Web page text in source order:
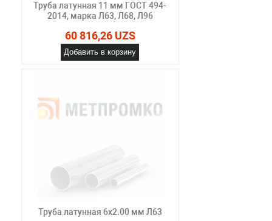
Труба латунная 11 мм ГОСТ 494-
2014, марка Л63, Л68, Л96
60 816,26 UZS
Добавить в корзину
Труба латунная 6х2.00 мм Л63